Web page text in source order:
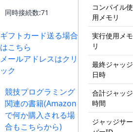
同時接続数:71
ギフトカード送る場合
はこちら
メールアドレスはクリ
ック
競技プログラミング
関連の書籍(Amazon
で何か購入される場
合もこちらから)
コンパイル使
用メモリ
実行使用メモ
リ
最終ジャッジ
日時
合計ジャッジ
時間
ジャッジサー